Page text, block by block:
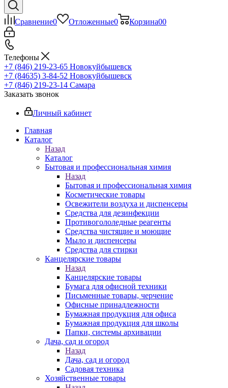
Сравнение0 Отложенные0 Корзина00
Телефоны
+7 (846) 219-23-65 Новокуйбышевск
+7 (84635) 3-84-52 Новокуйбышевск
+7 (846) 219-23-14 Самара
Заказать звонок
Личный кабинет
Главная
Каталог
Назад
Каталог
Бытовая и профессиональная химия
Назад
Бытовая и профессиональная химия
Косметические товары
Освежители воздуха и диспенсеры
Средства для дезинфекции
Противогололедные реагенты
Средства чистящие и моющие
Мыло и диспенсеры
Средства для стирки
Канцелярские товары
Назад
Канцелярские товары
Бумага для офисной техники
Письменные товары, черчение
Офисные принадлежности
Бумажная продукция для офиса
Бумажная продукция для школы
Папки, системы архивации
Дача, сад и огород
Назад
Дача, сад и огород
Садовая техника
Хозяйственные товары